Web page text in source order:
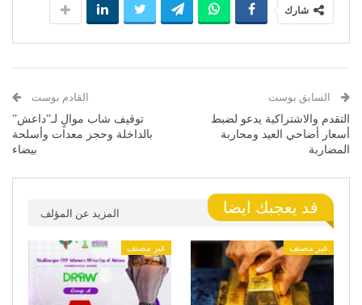
شارك
السابق بوست
التقدم والاشتراكية يدعو لضبط
أسعار أضاحي العيد ومحاربة
المضاربة
القادم بوست
توقيف شاب موالٍ لـ”داعش”
بالداخلة وحجز معدات وأسلحة
بيضاء
قد يعجبك ايضا المزيد عن المؤلف
غير مصنف غير مصنف